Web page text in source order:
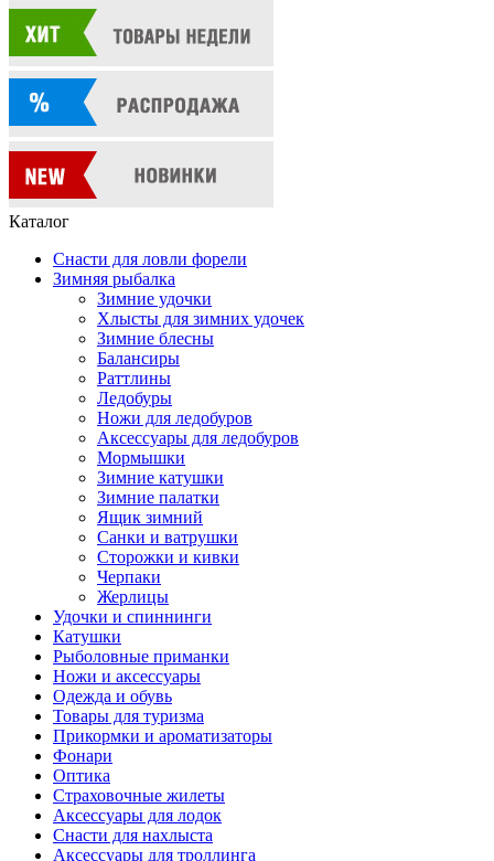
Каталог
Снасти для ловли форели
Зимняя рыбалка
Зимние удочки
Хлысты для зимних удочек
Зимние блесны
Балансиры
Раттлины
Ледобуры
Ножи для ледобуров
Аксессуары для ледобуров
Мормышки
Зимние катушки
Зимние палатки
Ящик зимний
Санки и ватрушки
Сторожки и кивки
Черпаки
Жерлицы
Удочки и спиннинги
Катушки
Рыболовные приманки
Ножи и аксессуары
Одежда и обувь
Товары для туризма
Прикормки и ароматизаторы
Фонари
Оптика
Страховочные жилеты
Аксессуары для лодок
Снасти для нахлыста
Аксессуары для троллинга